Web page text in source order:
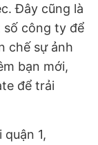
Đây cũng là
số công ty để
chế sự ảnh
bạn mới,
để trải
1,